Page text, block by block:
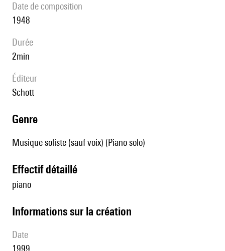
date de composition
1948
durée
2min
éditeur
Schott
genre
Musique soliste (sauf voix) (Piano solo)
effectif détaillé
piano
informations sur la création
date
1999